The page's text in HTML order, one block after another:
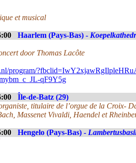
et musical
Haarlem (Pays-Bas) -
door Thomas Lacôte
program/
qF9Y5g
Île-de-Batz (29)
titulaire de l’orgue de la Croix-
Massenet Vivaldi, Haendel et
Hengelo (Pays-Bas) -